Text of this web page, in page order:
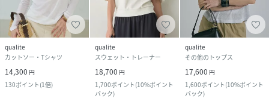
qualite
カットソー・Tシャツ
14,300 円
130ポイント(1倍)
qualite
スウェット・トレーナー
18,700 円
1,700ポイント(10%ポイント
バック)
qualite
その他のトップス
17,600 円
1,600ポイント(10%ポイント
バック)